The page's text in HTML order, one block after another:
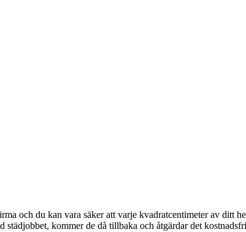
och du kan vara säker att varje kvadratcentimeter av ditt
kommer de då tillbaka och åtgärdar det